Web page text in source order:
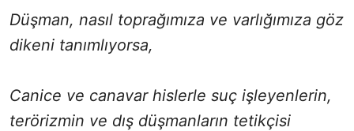
Düşman, nasıl toprağımıza ve varlığımıza göz
dikeni tanımlıyorsa,
Canice ve canavar hislerle suç işleyenlerin,
terörizmin ve dış düşmanların tetikçisi